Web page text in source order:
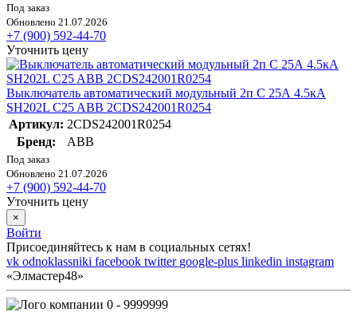
Под заказ
Обновлено 21.07.2026
+7 (900) 592-44-70
Уточнить цену
Выключатель автоматический модульный 2п C 25А 4.5кА
SH202L C25 ABB 2CDS242001R0254
Артикул: 2CDS242001R0254
Бренд:
ABB
Под заказ
Обновлено 21.07.2026
+7 (900) 592-44-70
Уточнить цену
×
Войти
Присоединяйтесь к нам в социальных сетях!
vk odnoklassniki facebook twitter google-plus linkedin instagram
«Элмастер48»
0 - 9999999